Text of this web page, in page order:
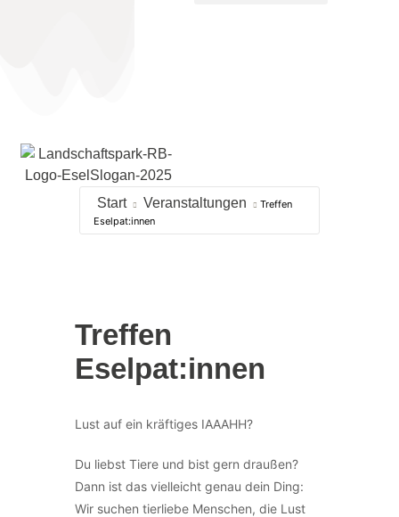
Start Veranstaltungen
Treffen
Eselpat:innen
Treffen
Eselpat:innen
Lust auf ein kräftiges IAAAHH?
Du liebst Tiere und bist gern draußen?
Dann ist das vielleicht genau dein Ding:
Wir suchen tierliebe Menschen, die Lust